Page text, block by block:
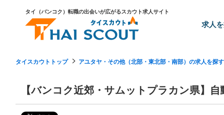
タイ（バンコク）転職の出会いが広がるスカウト求人サイト
求人
タイスカウトトップ アユタヤ・その他（北部・東北部・南部）の求人を探す
【バンコク近郊・サムットプラカン県】